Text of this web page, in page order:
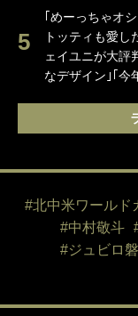
｢めーっちゃオ
トッティも愛し
ェイユニが大評
なデザイン｣｢今
#北中米ワールド
#中村敬斗
#ジュビロ